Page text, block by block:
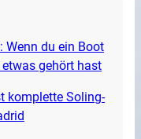
Wenn du ein Boot
gehört hast
komplette Soling-